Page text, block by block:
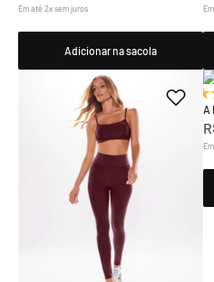
Em até2xsem juros
Adicionar na sacola
A